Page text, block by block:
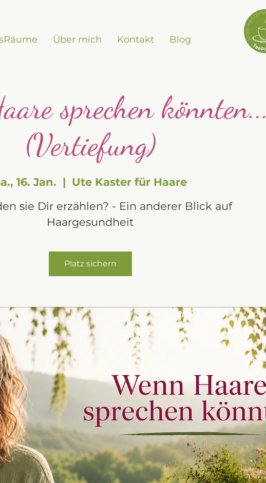
Über mich Kontakt Blog
sprechen könnten...
(Vertiefung)
16. Jan.
  |
Ute Kaster für Haare
sie Dir erzählen? - Ein anderer Blick auf
Haargesundheit
Platz sichern